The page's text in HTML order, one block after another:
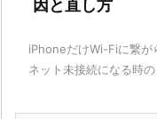
因と直し方
iPhoneだけWi-Fiに繋が
ネット未接続になる時